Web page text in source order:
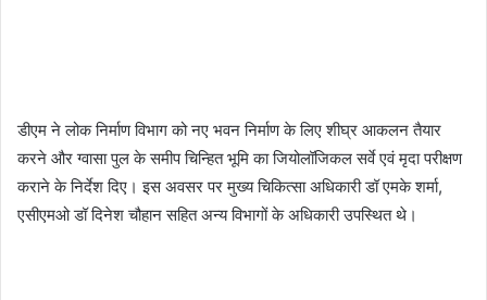
डीएम ने लोक निर्माण विभाग को नए भवन निर्माण के लिए शीघ्र आकलन तैयार
करने और ग्वासा पुल के समीप चिन्हित भूमि का जियोलॉजिकल सर्वे एवं मृदा परीक्षण
कराने के निर्देश दिए। इस अवसर पर मुख्य चिकित्सा अधिकारी डॉ एमके शर्मा,
एसीएमओ डॉ दिनेश चौहान सहित अन्य विभागों के अधिकारी उपस्थित थे।